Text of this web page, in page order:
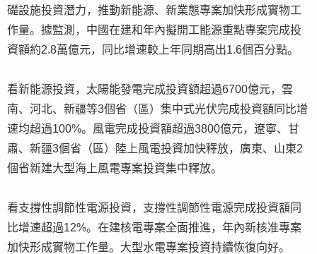
礎設施投資潛力，推動新能源、新業態專案加快形成實物工
作量。據監測，中國在建和年內擬開工能源重點專案完成投
資額約2.8萬億元，同比增速較上年同期高出1.6個百分點。
看新能源投資，太陽能發電完成投資額超過6700億元，雲
南、河北、新疆等3個省（區）集中式光伏完成投資額同比增
速均超過100%。風電完成投資額超過3800億元，遼寧、甘
肅、新疆3個省（區）陸上風電投資加快釋放，廣東、山東2
個省新建大型海上風電專案投資集中釋放。
看支撐性調節性電源投資，支撐性調節性電源完成投資額同
比增速超過12%。在建核電專案全面推進，年內新核准專案
加快形成實物工作量。大型水電專案投資持續恢復向好。